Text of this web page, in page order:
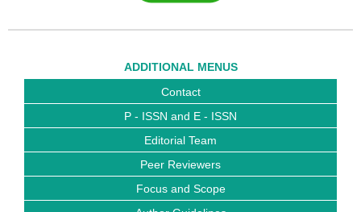
ADDITIONAL MENUS
Contact
P - ISSN and E - ISSN
Editorial Team
Peer Reviewers
Focus and Scope